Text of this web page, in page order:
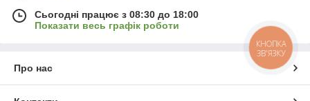
Сьогодні працює з 08:30 до 18:00
Показати весь графік роботи
Про нас
КНОПКА
ЗВ'ЯЗКУ